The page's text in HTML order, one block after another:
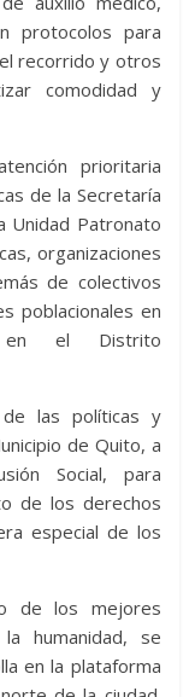
protocolos para
recorrido y otros
comodidad y
prioritaria
de la Secretaría
Unidad Patronato
organizaciones
de colectivos
poblacionales en
en el Distrito
las políticas y
de Quito, a
Social, para
de los derechos
especial de los
de los mejores
humanidad, se
en la plataforma